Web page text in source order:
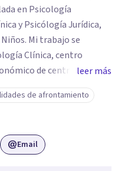
en Psicología
y Psicólogía Jurídica,
Mi trabajo se
Clínica, centro
de centros,
de la Comunidad
de Valencia y en el
con grandes
y de la Salud.
leer más
de afrontamiento
Email